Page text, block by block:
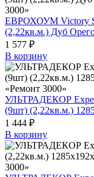
ЕВРОХОУМ Victory
(2,22кв.м.) Дуб
1 577 ₽
В корзину
УЛЬТРАДЕКОР
(9шт) (2,22кв.м.)
1 444 ₽
В корзину